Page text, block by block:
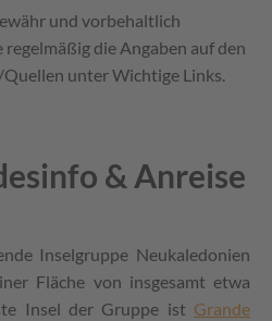
und vorbehaltlich
die Angaben auf den
unter Wichtige Links.
& Anreise
Inselgruppe Neukaledonien
Fläche von insgesamt etwa
Insel der Gruppe ist Grande